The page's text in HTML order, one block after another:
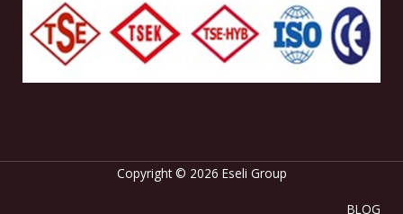
Copyright © 2026 Eseli Group
BLOG